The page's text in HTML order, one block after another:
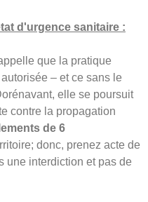
d'urgence sanitaire :
que la pratique
– et ce sans le
elle se poursuit
contre la propagation
de 6
donc, prenez acte de
une interdiction et pas de